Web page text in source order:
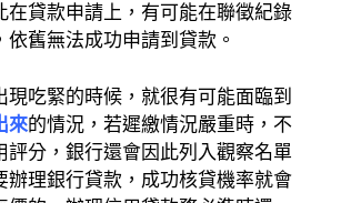
在貸款申請上，有可能在聯徵紀錄
依舊無法成功申請到貸款。
現吃緊的時候，就很有可能面臨到
來的情況，若遲繳情況嚴重時，不
評分，銀行還會因此列入觀察名單
辦理銀行貸款，成功核貸機率就會